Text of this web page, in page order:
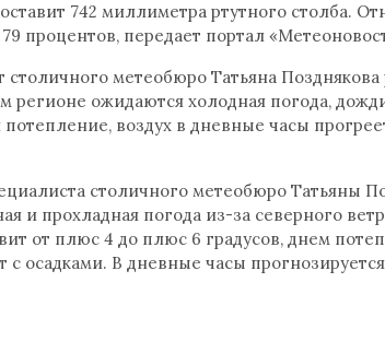
742 миллиметра ртутного столба.
процентов, передает портал
метеобюро Татьяна Позднякова
регионе ожидаются холодная погода,
воздух в дневные часы
столичного метеобюро Татьяны
и прохладная погода из-за северного
от плюс 4 до плюс 6 градусов, днем
с осадками. В дневные часы